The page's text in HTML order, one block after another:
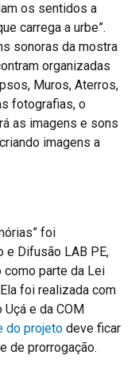
os sentidos a
carrega a urbe”.
sonoras da mostra
organizadas
Muros, Aterros,
fotografias, o
as imagens e sons
imagens a
foi
e Difusão LAB PE,
como parte da Lei
foi realizada com
Uçá e da COM
do projeto deve ficar
de prorrogação.